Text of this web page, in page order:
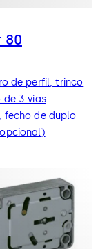
80
de perfil, trinco
de 3 vias
fecho de duplo